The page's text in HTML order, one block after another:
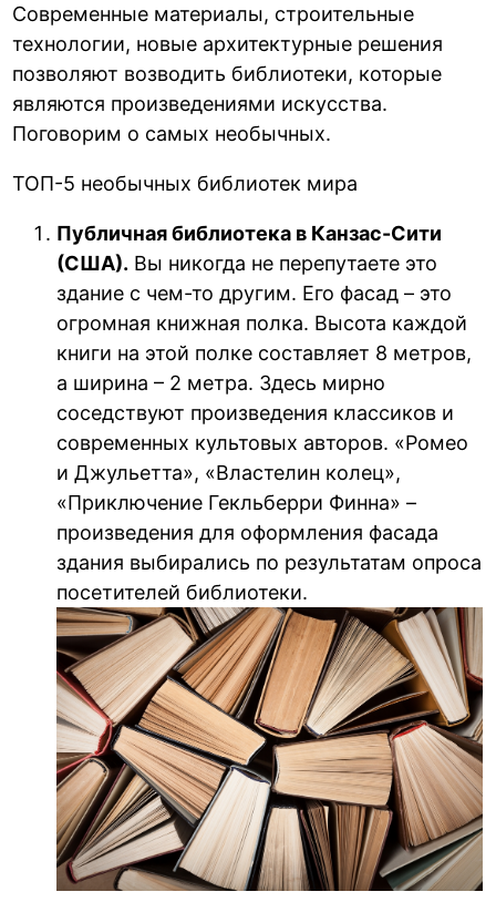
Современные материалы, строительные
технологии, новые архитектурные решения
позволяют возводить библиотеки, которые
являются произведениями искусства.
Поговорим о самых необычных.
ТОП-5 необычных библиотек мира
Публичная библиотека в Канзас-Сити
(США). Вы никогда не перепутаете это
здание с чем-то другим. Его фасад – это
огромная книжная полка. Высота каждой
книги на этой полке составляет 8 метров,
а ширина – 2 метра. Здесь мирно
соседствуют произведения классиков и
современных культовых авторов. «Ромео
и Джульетта», «Властелин колец»,
«Приключение Гекльберри Финна» –
произведения для оформления фасада
здания выбирались по результатам опроса
посетителей библиотеки.